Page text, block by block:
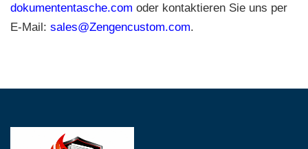
dokumententasche.com oder kontaktieren Sie uns per
E-Mail: sales@Zengencustom.com.